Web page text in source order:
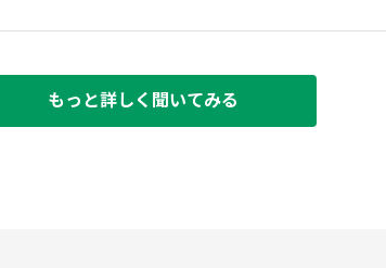
もっと詳しく聞いてみる